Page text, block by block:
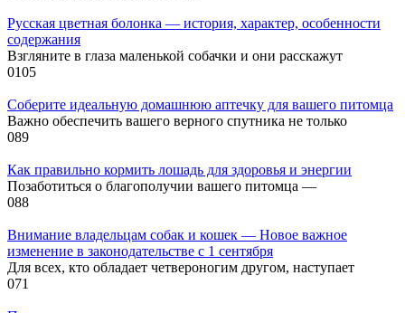
Русская цветная болонка — история, характер, особенности
содержания
Взгляните в глаза маленькой собачки и они расскажут
0105
Соберите идеальную домашнюю аптечку для вашего питомца
Важно обеспечить вашего верного спутника не только
089
Как правильно кормить лошадь для здоровья и энергии
Позаботиться о благополучии вашего питомца —
088
Внимание владельцам собак и кошек — Новое важное
изменение в законодательстве с 1 сентября
Для всех, кто обладает четвероногим другом, наступает
071